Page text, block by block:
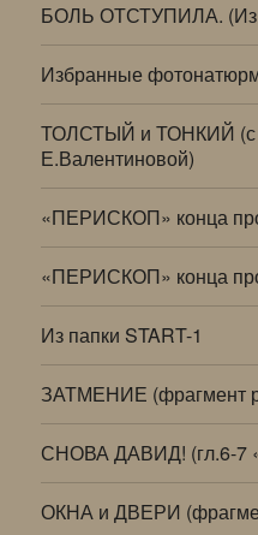
БОЛЬ ОТСТУПИЛА. (Из
Избранные
ТОЛСТЫЙ и ТОНКИЙ (с
Е.Валентиновой)
«ПЕРИСКОП» конца
«ПЕРИСКОП» конца
Из папки START-1
ЗАТМЕНИЕ (фрагмент
СНОВА ДАВИД! (гл.6-7
ОКНА и ДВЕРИ